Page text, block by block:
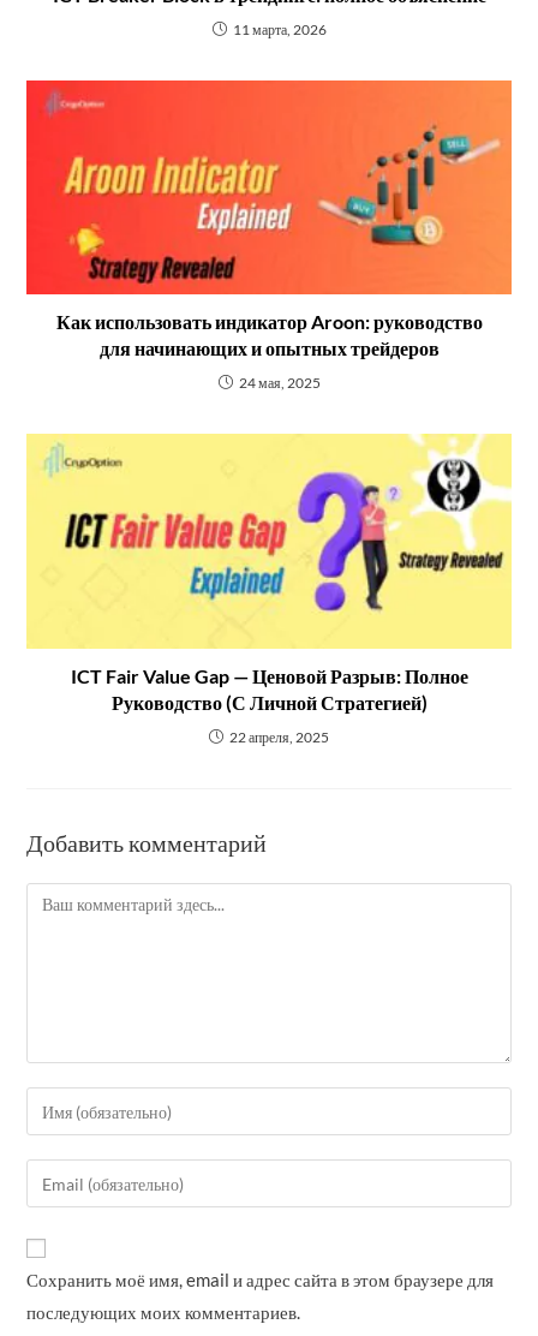
11 марта, 2026
Как использовать индикатор Aroon: руководство
для начинающих и опытных трейдеров
24 мая, 2025
ICT Fair Value Gap — Ценовой Разрыв: Полное
Руководство (С Личной Стратегией)
22 апреля, 2025
Добавить комментарий
Комментарий
Введите
свое
имя
или
чтобы
прокомментировать
свой
адрес,
чтобы
прокомментировать
Сохранить моё имя, email и адрес сайта в этом браузере для
последующих моих комментариев.